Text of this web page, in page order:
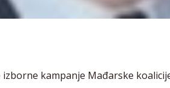
izborne kampanje Mađarske